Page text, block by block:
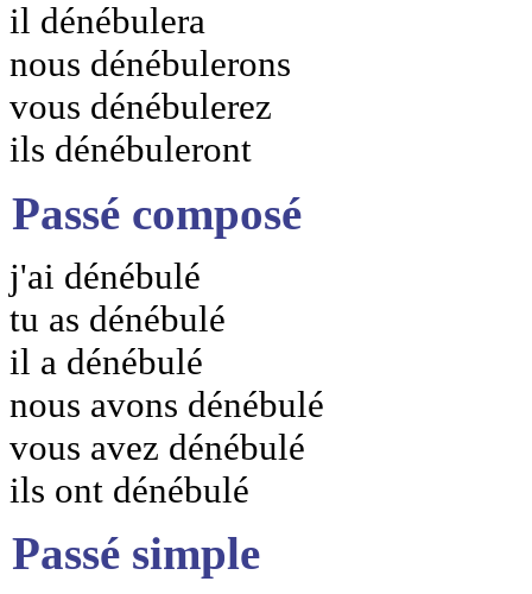
il dénébulera
nous dénébulerons
vous dénébulerez
ils dénébuleront
Passé composé
j'ai dénébulé
tu as dénébulé
il a dénébulé
nous avons dénébulé
vous avez dénébulé
ils ont dénébulé
Passé simple